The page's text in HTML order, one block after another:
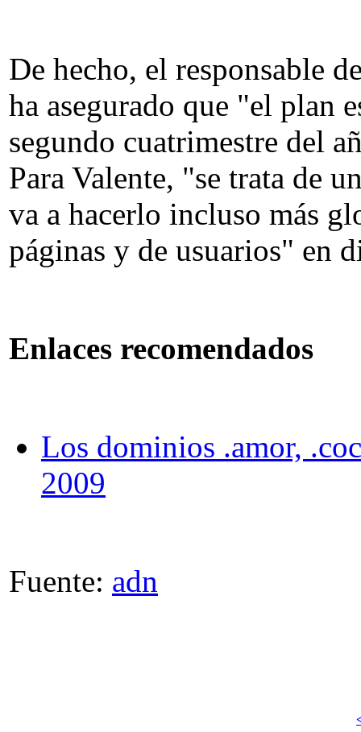
De hecho, el responsable
ha asegurado que "el plan
segundo cuatrimestre del
Para Valente, "se trata de
va a hacerlo incluso más
páginas y de usuarios" en
Enlaces recomendados
Los dominios .amor,
2009
Fuente: adn